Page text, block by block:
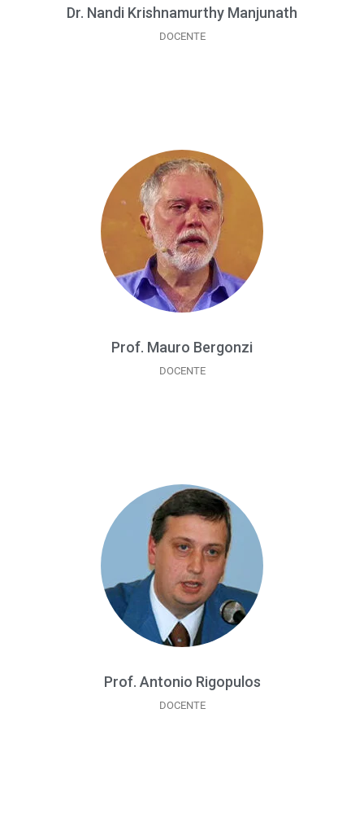
Dr. Nandi Krishnamurthy Manjunath
DOCENTE
Prof. Mauro Bergonzi
DOCENTE
Prof. Antonio Rigopulos
DOCENTE